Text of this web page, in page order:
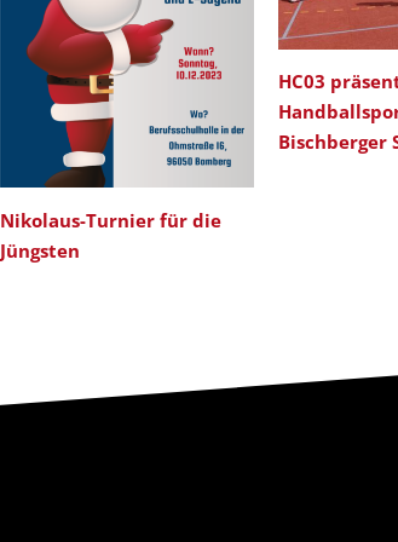
Nikolaus-Turnier für die
Jüngsten
HC03
Bischberger